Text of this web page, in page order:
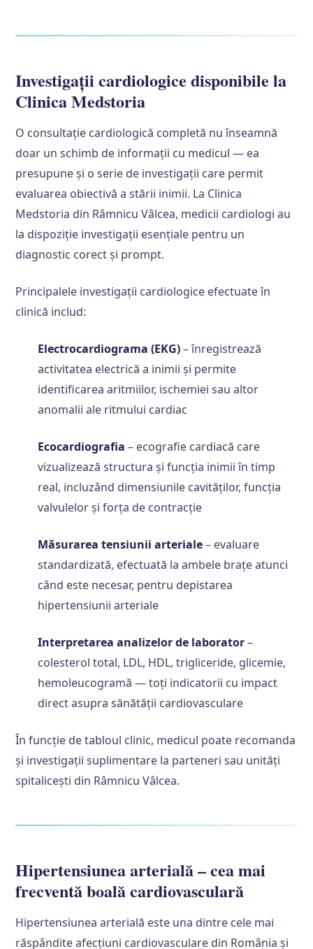
Investigații cardiologice disponibile la
Clinica Medstoria
O consultație cardiologică completă nu înseamnă
doar un schimb de informații cu medicul — ea
presupune și o serie de investigații care permit
evaluarea obiectivă a stării inimii. La Clinica
Medstoria din Râmnicu Vâlcea, medicii cardiologi au
la dispoziție investigații esențiale pentru un
diagnostic corect și prompt.
Principalele investigații cardiologice efectuate în
clinică includ:
Electrocardiograma (EKG)– înregistrează
activitatea electrică a inimii și permite
identificarea aritmiilor, ischemiei sau altor
anomalii ale ritmului cardiac
Ecocardiografia – ecografie cardiacă care
vizualizează structura și funcția inimii în timp
real, incluzând dimensiunile cavităților, funcția
valvulelor și forța de contracție
Măsurarea tensiunii arteriale– evaluare
standardizată, efectuată la ambele brațe atunci
când este necesar, pentru depistarea
hipertensiunii arteriale
Interpretarea analizelor de laborator–
colesterol total, LDL, HDL, trigliceride, glicemie,
hemoleucogramă — toți indicatorii cu impact
direct asupra sănătății cardiovasculare
În funcție de tabloul clinic, medicul poate recomanda
și investigații suplimentare la parteneri sau unități
spitalicești din Râmnicu Vâlcea.
Hipertensiunea arterială – cea mai
frecventă boală cardiovasculară
Hipertensiunea arterială este una dintre cele mai
răspândite afecțiuni cardiovasculare din România și